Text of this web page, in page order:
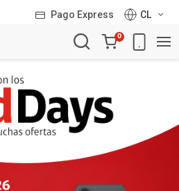
Pago Express
CL
Carro
de
0